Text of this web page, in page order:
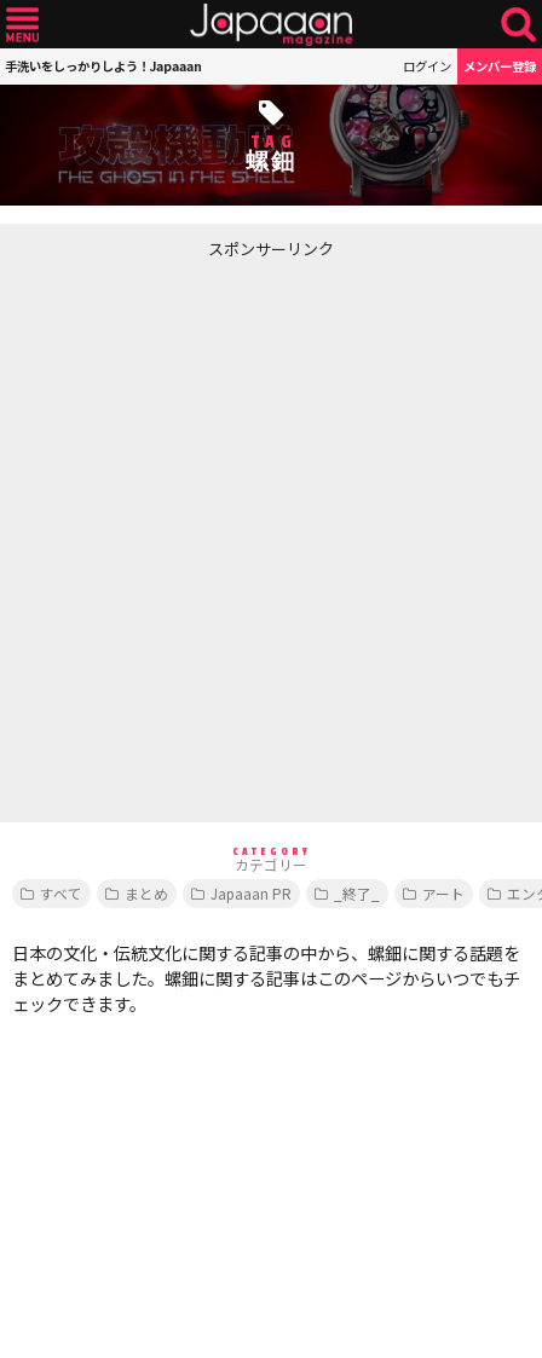
手洗いをしっかりしよう！Japaaan ログイン メンバー登録
TAG
螺鈿
スポンサーリンク
CATEGORY
カテゴリー
すべて
まとめ Japaaan PR _終了_ アート エン
日本の文化・伝統文化に関する記事の中から、螺鈿に関する話題を
まとめてみました。螺鈿に関する記事はこのページからいつでもチ
ェックできます。